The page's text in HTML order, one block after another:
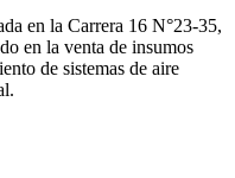
en la Carrera 16 N°23-35,
en la venta de insumos
de sistemas de aire